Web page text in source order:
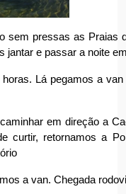
sem pressas as Praias
jantar e passar a noite
Lá pegamos a
em direção a
curtir, retornamos a
a van. Chegada